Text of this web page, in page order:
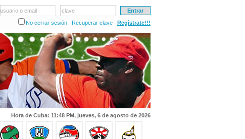
usuario o email
clave
No cerrar sesión
Recuperar clave Regístrate!!!
Hora de Cuba: 11:48 PM, jueves, 6 de agosto de 2026